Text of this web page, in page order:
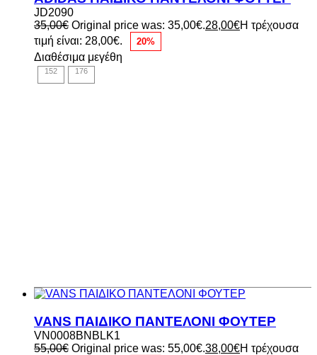
JD2090
35,00€ Original price was: 35,00€.28,00€Η τρέχουσα
τιμή είναι: 28,00€.
20%
Διαθέσιμα μεγέθη
152 176
VANS ΠΑΙΔΙΚΟ ΠΑΝΤΕΛΟΝΙ ΦΟΥΤΕΡ
VN0008BNBLK1
55,00€ Original price was: 55,00€.38,00€Η τρέχουσα